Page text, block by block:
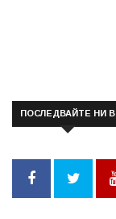
ПОСЛЕДВАЙТЕ НИ В